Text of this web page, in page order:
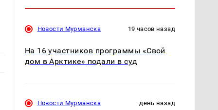
Новости Мурманска 19 часов назад
На 16 участников программы «Свой
дом в Арктике» подали в суд
Новости Мурманска день назад